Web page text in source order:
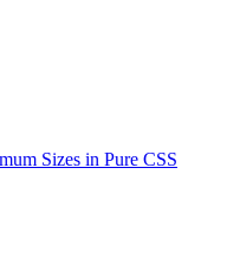
Sizes in Pure CSS